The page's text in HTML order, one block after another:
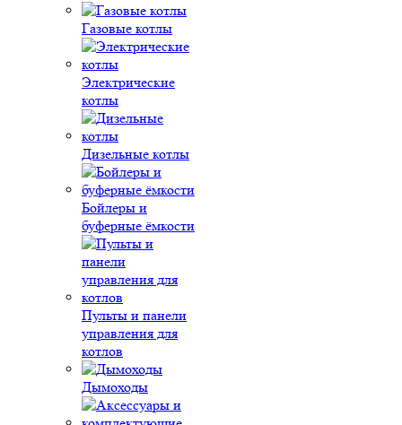
Газовые котлы
Электрические
котлы
Дизельные котлы
Бойлеры и
буферные ёмкости
Пульты и панели
управления для
котлов
Дымоходы